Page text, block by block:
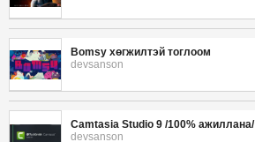
Bomsy хөгжилтэй тоглоом
devsanson
Camtasia Studio 9 /100% ажиллана/
devsanson